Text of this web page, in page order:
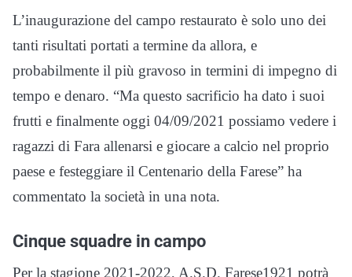
L’inaugurazione del campo restaurato è solo uno dei
tanti risultati portati a termine da allora, e
probabilmente il più gravoso in termini di impegno di
tempo e denaro. “Ma questo sacrificio ha dato i suoi
frutti e finalmente oggi 04/09/2021 possiamo vedere i
ragazzi di Fara allenarsi e giocare a calcio nel proprio
paese e festeggiare il Centenario della Farese” ha
commentato la società in una nota.
Cinque squadre in campo
Per la stagione 2021-2022, A.S.D. Farese1921 potrà